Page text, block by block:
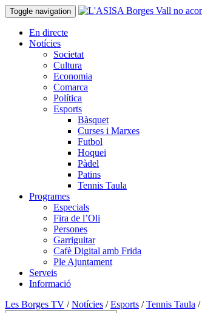
Toggle navigation
En directe
Notícies
Societat
Cultura
Economia
Comarca
Política
Esports
Bàsquet
Curses i Marxes
Futbol
Hoquei
Pàdel
Patins
Tennis Taula
Programes
Especials
Fira de l’Oli
Persones
Garriguitar
Cafè Digital amb Frida
Ple Ajuntament
Serveis
Informació
Les Borges TV /Notícies /Esports /Tennis Taula /